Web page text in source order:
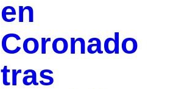
en
Coronado
tras